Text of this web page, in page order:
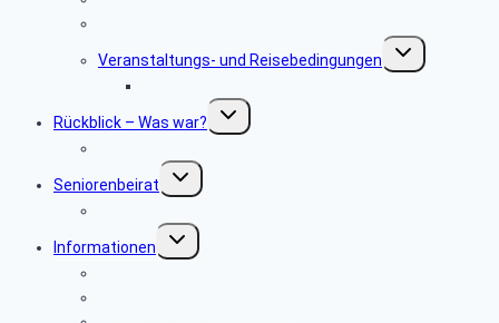
Veranstaltungs- und ­Reisebedingungen
Untermenü
umschalten
Rückblick – Was war?
Untermenü
umschalten
Seniorenbeirat
Untermenü
umschalten
Informationen
Untermenü
umschalten